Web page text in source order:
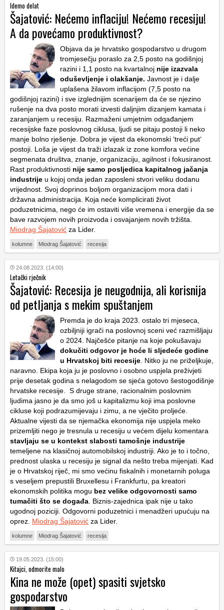
Idemo delat
Šajatović: Nećemo inflaciju! Nećemo recesiju!
A da povećamo produktivnost?
Objava da je hrvatsko gospodarstvo u drugom
tromjesečju poraslo za 2,5 posto na godišnjoj
razini i 1,1 posto na kvartalnoj nije izazvala
oduševljenje i olakšanje. Javnost je i dalje
uplašena žilavom inflacijom (7,5 posto na
godišnjoj razini) i sve izglednijim scenarijem da će se njezino
rušenje na dva posto morati izvesti daljnjim dizanjem kamata i
zaranjanjem u recesiju. Razmaženi umjetnim odgađanjem
recesijske faze poslovnog ciklusa, ljudi se pitaju postoji li neko
manje bolno rješenje. Dobra je vijest da ekonomski ‘treći put‘
postoji. Loša je vijest da traži izlazak iz zone komfora većine
segmenata društva, znanje, organizaciju, agilnost i fokusiranost.
Rast produktivnosti nije samo posljedica kapitalnog jačanja
industrije u kojoj onda jedan zaposleni stvori veliku dodanu
vrijednost. Svoj doprinos boljom organizacijom mora dati i
državna administracija. Koja neće komplicirati život
poduzetnicima, nego će im ostaviti više vremena i energije da se
bave razvojem novih proizvoda i osvajanjem novih tržišta.
Miodrag Šajatović za Lider.
kolumne Miodrag Šajatović recesija
24.08.2023. (14:00)
Letački rječnik
Šajatović: Recesija je neugodnija, ali korisnija
od petljanja s mekim spuštanjem
Premda je do kraja 2023. ostalo tri mjeseca,
ozbiljniji igrači na poslovnoj sceni već razmišljaju
o 2024. Najčešće pitanje na koje pokušavaju
dokučiti odgovor je hoće li sljedeće godine
u Hrvatskoj biti recesije . Nitko ju ne priželjkuje,
naravno. Ekipa koja ju je poslovno i osobno uspjela preživjeti
prije desetak godina s nelagodom se sjeća gotovo šestogodišnje
hrvatske recesije. S druge strane, racionalnim poslovnim
ljudima jasno je da smo još u kapitalizmu koji ima poslovne
cikluse koji podrazumijevaju i zimu, a ne vječito proljeće.
Aktualne vijesti da se njemačka ekonomija nije uspjela meko
prizemljiti nego je tresnula u recesiju u većem dijelu komentara
stavljaju se u kontekst slabosti tamošnje industrije
temeljene na klasičnoj automobilskoj industriji. Ako je to i točno,
prednost ulaska u recesiju je signal da nešto treba mijenjati. Kad
je o Hrvatskoj riječ, mi smo većinu fiskalnih i monetarnih poluga
s veseljem prepustili Bruxellesu i Frankfurtu, pa kreatori
ekonomskih politika mogu bez velike odgovornosti samo
tumačiti što se događa . Biznis-zajednica ipak nije u tako
ugodnoj poziciji. Odgovorni poduzetnici i menadžeri upućuju na
oprez. Miodrag Šajatović za Lider.
kolumne Miodrag Šajatović recesija
19.05.2023. (15:00)
Kitajci, odmorite malo
Kina ne može (opet) spasiti svjetsko
gospodarstvo